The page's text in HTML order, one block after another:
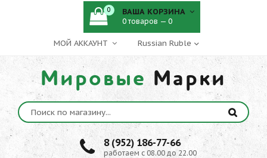
МОЙ АККАУНТ
Мировые Марки
8 (952) 186-77-66
работаем с 08.00 до 22.00
0 ВАША КОРЗИНА
0 товаров — 0